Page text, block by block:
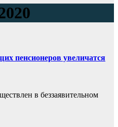
пенсионеров увеличатся
в беззаявительном